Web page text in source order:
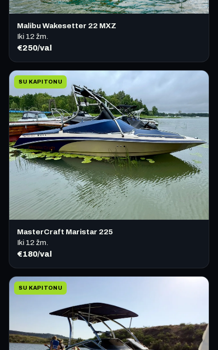
Malibu Wakesetter 22 MXZ
Iki 12 žm.
€250/val
SU KAPITONU
MasterCraft Maristar 225
Iki 12 žm.
€180/val
SU KAPITONU